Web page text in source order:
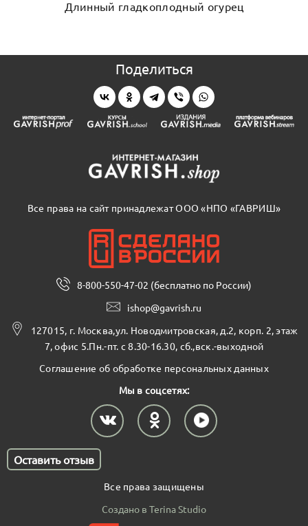
Длинный гладкоплодный огурец
Поделиться
Все права на сайт принадлежат ООО «НПО «ГАВРИШ»
8-800-550-47-02 (бесплатно по России)
ishop@gavrish.ru
127015, г. Москва,ул. Новодмитровская, д.2, корп. 2, этаж
7, офис 5.Пн.-пт. с 8.30-16.30, сб.,вск.-выходной
Соглашение об обработке персональных данных
Мы в соцсетях:
Оставить отзыв
Все права защищены
Создано в Terina Studio